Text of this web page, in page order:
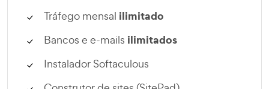
Tráfego mensal ilimitado
Bancos e e-mails ilimitados
Instalador Softaculous